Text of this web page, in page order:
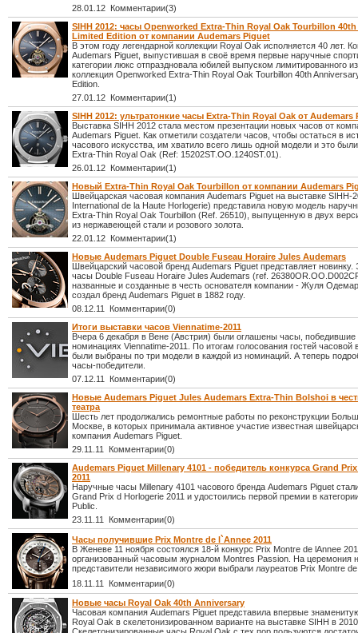
28.01.12 Комментарии(3)
SIHH 2012: часы Openworked Extra-Thin Royal Oak Tourbillon
Limited Edition от компании Audemars Piguet
В этом году легендарной коллекции Royal Oak исполняется 40 лет.
Audemars Piguet, выпустившая в своё время первые наручные
категории люкс отпраздновала юбилей выпуском лимитированного
коллекция Openworked Extra-Thin Royal Oak Tourbillon 40th
Edition.
27.01.12 Комментарии(1)
SIHH 2012: ультратонкие часы Extra-Thin Royal Oak от Audemars
Выставка SIHH 2012 стала местом презентации новых часов от
Audemars Piguet. Как отметили создатели часов, чтобы остаться в
часового искусства, им хватило всего лишь одной модели и это
Extra-Thin Royal Oak (Ref: 15202ST.OO.1240ST.01).
26.01.12 Комментарии(1)
Новый Extra-Thin Royal Oak Tourbillon от компании Audemars
Швейцарская часовая компания Audemars Piguet на выставке SIHH-
International de la Haute Horlogerie) представила новую модель
Extra-Thin Royal Oak Tourbillon (Ref. 26510), выпущенную в двух
из нержавеющей стали и розового золота.
22.01.12 Комментарии(1)
Новые Audemars Piguet Double Fuseau Horaire Jules Audemars
Швейцарский часовой бренд Audemars Piguet представляет новинку.
часы Double Fuseau Horaire Jules Audemars (ref.
названные и созданные в честь основателя компании - Жуля
создал бренд Audemars Piguet в 1882 году.
08.12.11 Комментарии(0)
Итоги выставки часов Viennatime-2011
Вчера 6 декабря в Вене (Австрия) были оглашены часы,
номинациях Viennatime-2011. По итогам голосования гостей часовой
были выбраны по три модели в каждой из номинаций. А теперь
часы-победители.
07.12.11 Комментарии(0)
Новые Audemars Piguet Jules Audemars Extra-Thin Bolshoi в
театра
Шесть лет продолжались ремонтные работы по реконструкции
Москве, в которых принимала активное участие известная
компания Audemars Piguet.
29.11.11 Комментарии(0)
Audemars Piguet Millenary 4101 - победитель конкурса Grand
2011
Наручные часы Millenary 4101 часового бренда Audemars Piguet
Grand Prix d Horlogerie 2011 и удостоились первой премии в
Public.
23.11.11 Комментарии(0)
Часы получившие Prix Montre de l`Annee 2011
В Женеве 11 ноября состоялся 18-й конкурс Prix Montre de lAnnee
организованный часовым журналом Montres Passion. На церемония
представители независимого жюри выбрали лауреатов Prix Montre
18.11.11 Комментарии(0)
Новые часы Royal Oak 40th Anniversary
Часовая компания Audemars Piguet представила впервые
Royal Oak в скелетонизированном варианте на выставке SIHH в 2010